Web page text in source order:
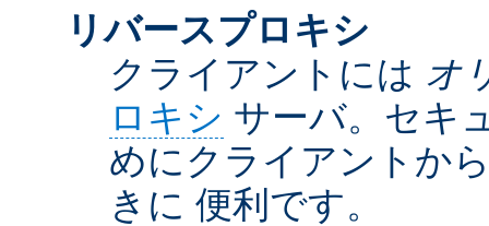
リバースプロキシ
クライアントには オ
ロキシ サーバ。セキ
めにクライアントか
きに 便利です。